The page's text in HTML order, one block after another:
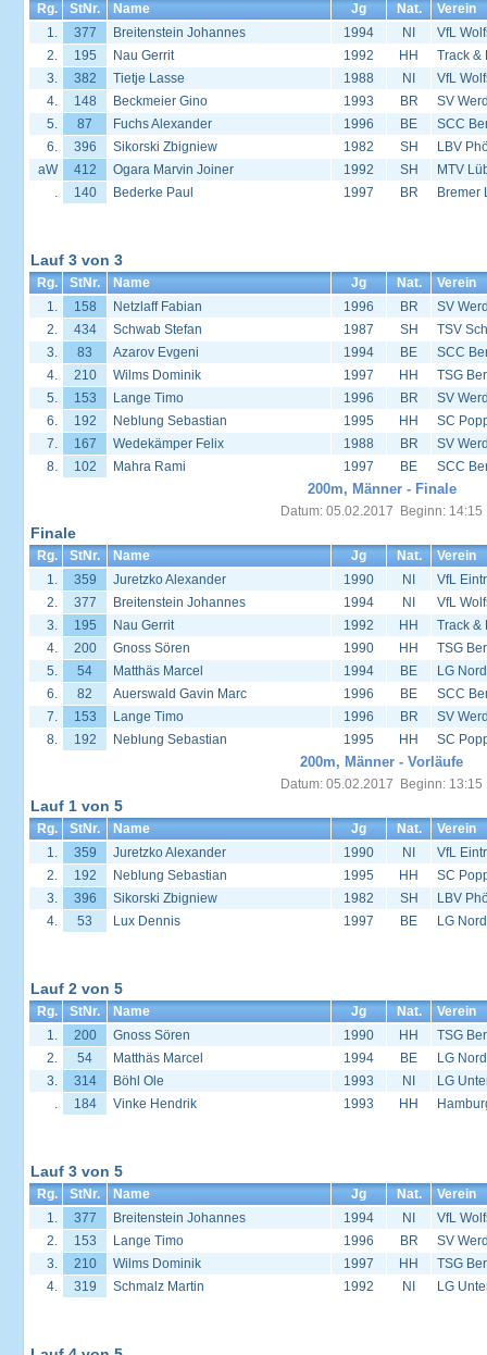
Rg. StNr. Name Jg Nat.
Verein
1.
377 Breitenstein Johannes 1994 NI
VfL
2.
195 Nau Gerrit 1992 HH
Track &
3.
382 Tietje Lasse 1988 NI
VfL
4.
148 Beckmeier Gino 1993 BR
SV
5.
87 Fuchs Alexander 1996 BE
SCC
6.
396 Sikorski Zbigniew 1982 SH
LBV
aW
412 Ogara Marvin Joiner 1992 SH
MTV
.
140 Bederke Paul 1997 BR Bremer
Lauf 3 von 3
Rg. StNr. Name Jg Nat.
Verein
1.
158 Netzlaff Fabian 1996 BR
SV
2.
434 Schwab Stefan 1987 SH
TSV
3.
83 Azarov Evgeni 1994 BE
SCC
4.
210 Wilms Dominik 1997 HH
TSG
5.
153 Lange Timo 1996 BR
SV
6.
192 Neblung Sebastian 1995 HH
SC
7.
167 Wedekämper Felix 1988 BR
SV
8.
102 Mahra Rami 1997 BE SCC
200m, Männer - Finale
Datum: 05.02.2017 Beginn: 14:15
Finale
Rg. StNr. Name Jg Nat.
Verein
1.
359 Juretzko Alexander 1990 NI
VfL
2.
377 Breitenstein Johannes 1994 NI
VfL
3.
195 Nau Gerrit 1992 HH
Track &
4.
200 Gnoss Sören 1990 HH
TSG
5.
54 Matthäs Marcel 1994 BE
LG
6.
82 Auerswald Gavin Marc 1996 BE
SCC
7.
153 Lange Timo 1996 BR
SV
8.
192 Neblung Sebastian 1995 HH SC
200m, Männer - Vorläufe
Datum: 05.02.2017 Beginn: 13:15
Lauf 1 von 5
Rg. StNr. Name Jg Nat.
Verein
1.
359 Juretzko Alexander 1990 NI
VfL
2.
192 Neblung Sebastian 1995 HH
SC
3.
396 Sikorski Zbigniew 1982 SH
LBV
4.
53 Lux Dennis 1997 BE LG
Lauf 2 von 5
Rg. StNr. Name Jg Nat.
Verein
1.
200 Gnoss Sören 1990 HH
TSG
2.
54 Matthäs Marcel 1994 BE
LG
3.
314 Böhl Ole 1993 NI
LG
.
184 Vinke Hendrik 1993 HH
Lauf 3 von 5
Rg. StNr. Name Jg Nat.
Verein
1.
377 Breitenstein Johannes 1994 NI
VfL
2.
153 Lange Timo 1996 BR
SV
3.
210 Wilms Dominik 1997 HH
TSG
4.
319 Schmalz Martin 1992 NI LG